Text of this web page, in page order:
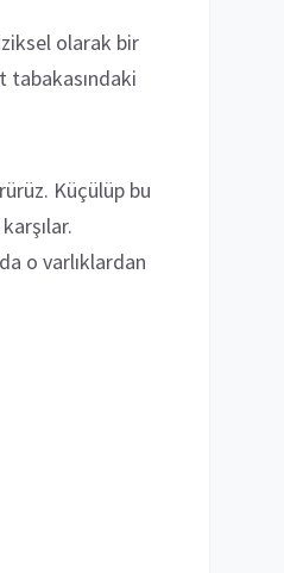
olarak bir
tabakasındaki
Küçülüp bu
o varlıklardan